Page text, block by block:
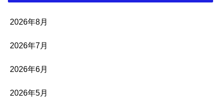
2026年8月
2026年7月
2026年6月
2026年5月